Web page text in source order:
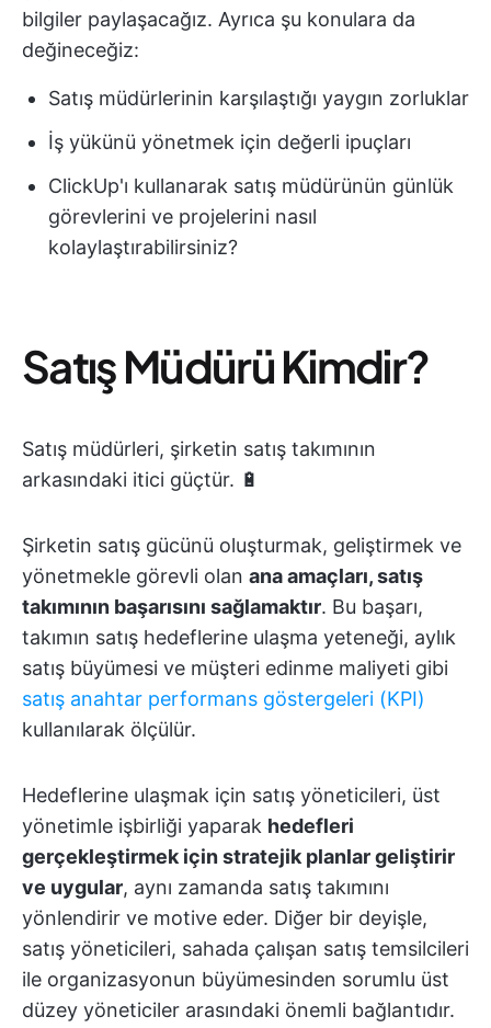
bilgiler paylaşacağız. Ayrıca şu konulara da
değineceğiz:
Satış müdürlerinin karşılaştığı yaygın zorluklar
İş yükünü yönetmek için değerli ipuçları
ClickUp'ı kullanarak satış müdürünün günlük
görevlerini ve projelerini nasıl
kolaylaştırabilirsiniz?
Satış Müdürü Kimdir?
Satış müdürleri, şirketin satış takımının
arkasındaki itici güçtür. 🔋
Şirketin satış gücünü oluşturmak, geliştirmek ve
yönetmekle görevli olan ana amaçları, satış
takımının başarısını sağlamaktır. Bu başarı,
takımın satış hedeflerine ulaşma yeteneği, aylık
satış büyümesi ve müşteri edinme maliyeti gibi
satış anahtar performans göstergeleri (KPI)
kullanılarak ölçülür.
Hedeflerine ulaşmak için satış yöneticileri, üst
yönetimle işbirliği yaparak hedefleri
gerçekleştirmek için stratejik planlar geliştirir
ve uygular, aynı zamanda satış takımını
yönlendirir ve motive eder. Diğer bir deyişle,
satış yöneticileri, sahada çalışan satış temsilcileri
ile organizasyonun büyümesinden sorumlu üst
düzey yöneticiler arasındaki önemli bağlantıdır.